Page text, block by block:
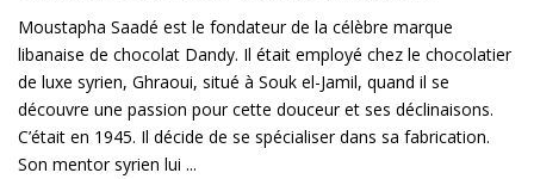
Moustapha Saadé est le fondateur de la célèbre marque
libanaise de chocolat Dandy. Il était employé chez le chocolatier
de luxe syrien, Ghraoui, situé à Souk el-Jamil, quand il se
découvre une passion pour cette douceur et ses déclinaisons.
C’était en 1945. Il décide de se spécialiser dans sa fabrication.
Son mentor syrien lui ...